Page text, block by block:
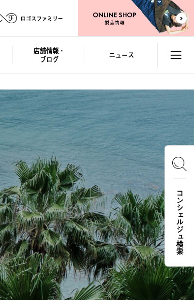
ロゴスファミリー
店舗情報・
ブログ
ニュース
コンシェルジュ検索